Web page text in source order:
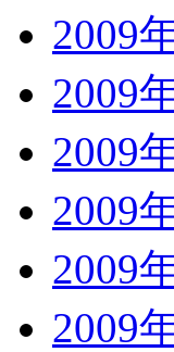
2009
2009
2009
2009
2009
2009